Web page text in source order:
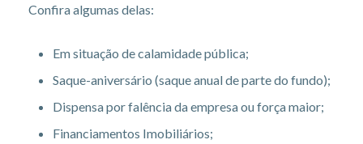
Confira algumas delas:
Em situação de calamidade pública;
Saque-aniversário (saque anual de parte do fundo);
Dispensa por falência da empresa ou força maior;
Financiamentos Imobiliários;